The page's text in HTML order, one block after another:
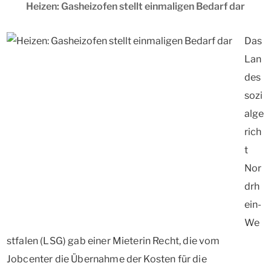
Heizen: Gasheizofen stellt einmaligen Bedarf dar
Das
Lan
des
sozi
alge
rich
t
Nor
drh
ein-
We
stfalen (LSG) gab einer Mieterin Recht, die vom
Jobcenter die Übernahme der Kosten für die